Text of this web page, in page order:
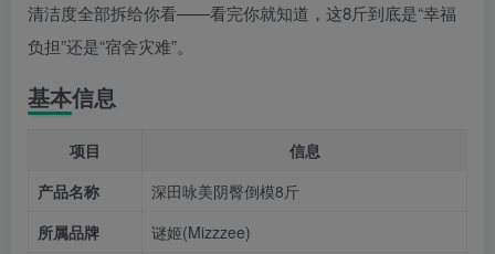
清洁度全部拆给你看——看完你就知道，这8斤到底是“幸福
负担”还是“宿舍灾难”。
基本信息
项目
信息
产品名称
深田咏美阴臀倒模8斤
所属品牌
谜姬(Mizzzee)